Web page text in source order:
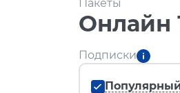
Пакеты
Онлайн
Подписки